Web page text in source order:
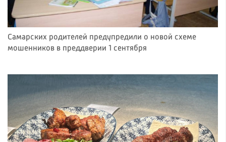
Самарских родителей предупредили о новой схеме
мошенников в преддверии 1 сентября